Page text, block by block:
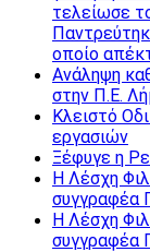
τελείωσε
οποίο
Ανάληψη
στην Π.Ε.
Κλειστό
εργασιών
Ξέφυγε η
Η Λέσχη
συγγραφέα
Η Λέσχη
συγγραφέα